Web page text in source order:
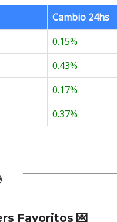
Cambio 24hs
0.15%
0.43%
0.17%
0.37%
Favoritos 💌